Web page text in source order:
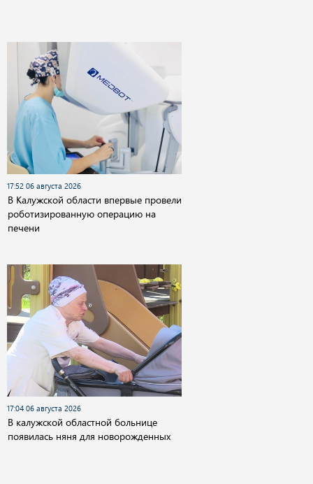
17:52 06 августа 2026
В Калужской области впервые провели
роботизированную операцию на
печени
17:04 06 августа 2026
В калужской областной больнице
появилась няня для новорожденных